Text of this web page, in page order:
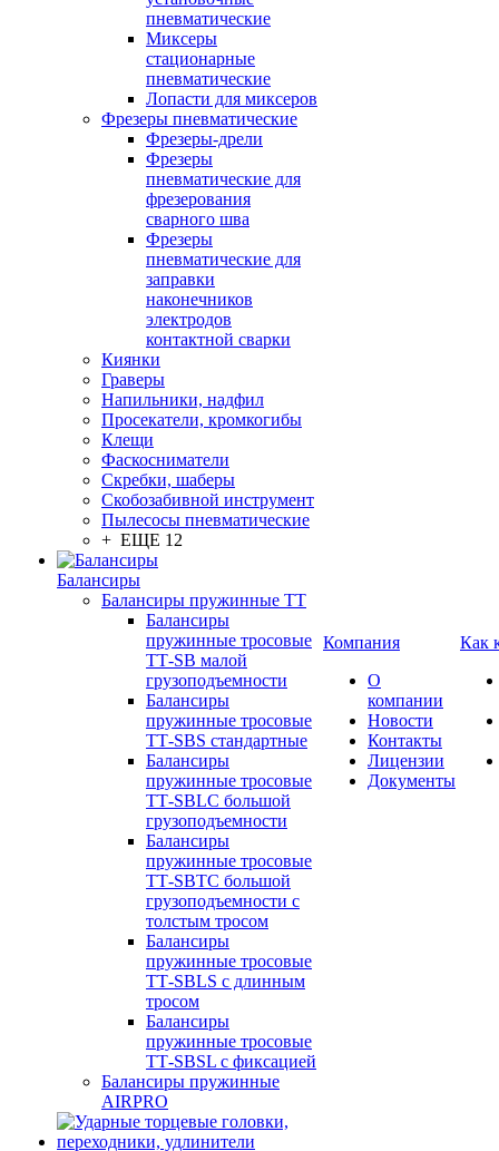
пневматические
Миксеры
стационарные
пневматические
Лопасти для миксеров
Фрезеры пневматические
Фрезеры-дрели
Фрезеры
пневматические для
фрезерования
сварного шва
Фрезеры
пневматические для
заправки
наконечников
электродов
контактной сварки
Киянки
Граверы
Напильники, надфил
Просекатели, кромкогибы
Клещи
Фаскосниматели
Скребки, шаберы
Скобозабивной инструмент
Пылесосы пневматические
+ ЕЩЕ 12
Балансиры
Балансиры пружинные TT
Балансиры
пружинные тросовые
ТТ-SB малой
грузоподъемности
Балансиры
пружинные тросовые
ТТ-SBS стандартные
Балансиры
пружинные тросовые
ТТ-SBLC большой
грузоподъемности
Балансиры
пружинные тросовые
ТТ-SBTC большой
грузоподъемности с
толстым тросом
Балансиры
пружинные тросовые
ТТ-SBLS с длинным
тросом
Балансиры
пружинные тросовые
ТТ-SBSL с фиксацией
Балансиры пружинные
AIRPRO
Компания
О
компании
Новости
Контакты
Лицензии
Документы
Как